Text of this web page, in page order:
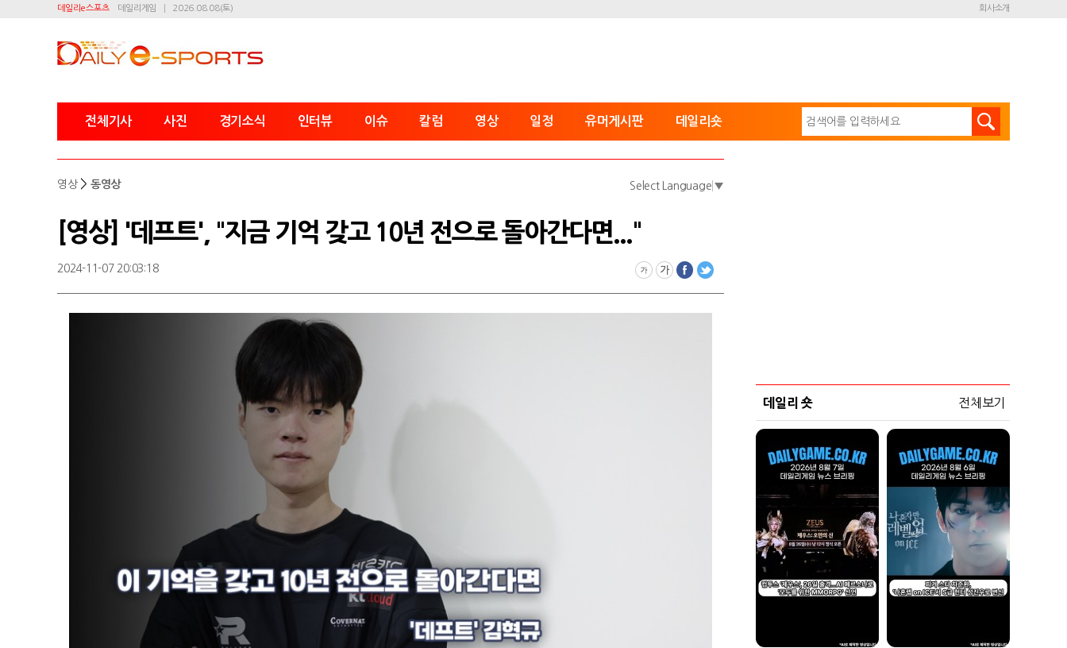
데일리e스포츠 데일리게임 2026.08.08(토) 회사소개
전체기사 사진 경기소식 인터뷰 이슈 칼럼 영상 일정 유머게시판 데일리숏
영상> 동영상 Select Language ▼
[영상] '데프트', "지금 기억 갖고 10년 전으로 돌아간다면..."
2024-11-07 20:03:18
데일리 숏 전체보기